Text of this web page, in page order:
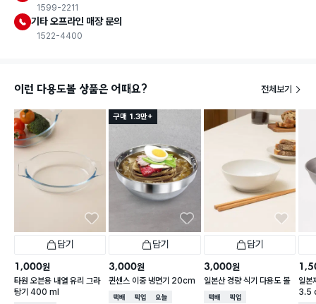
1599-2211
기타 오프라인 매장 문의
1522-4400
이런 다용도볼 상품은 어때요? 전체보기
담기
1,000원
타원 오븐용 내열 유리 그라
탕기 400 ml
구매 1.3만+
담기
3,000원
퀸센스 이중 냉면기 20cm
택배배송매장픽업오늘배송
담기
3,000원
일본산 경량 식기 다용도 볼
택배배송매장픽업
일본
3.5